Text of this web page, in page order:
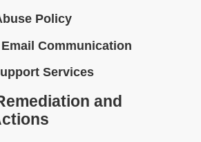
Policy
Communication
Services
and